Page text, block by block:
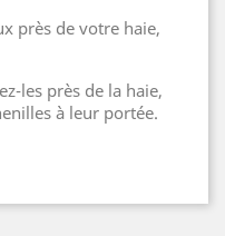
près de votre haie,
les près de la haie,
à leur portée.